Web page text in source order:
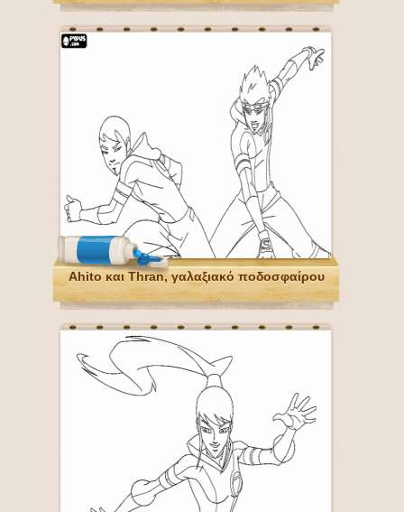
Ahito και Thran, γαλαξιακό ποδοσφαίρου